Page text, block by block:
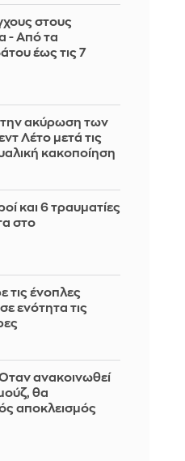
στους
- Από τα
έως τις 7
την ακύρωση των
Λέτο μετά τις
κακοποίηση
και 6 τραυματίες
στο
τις ένοπλες
ενότητα τις
ανακοινωθεί
θα
αποκλεισμός